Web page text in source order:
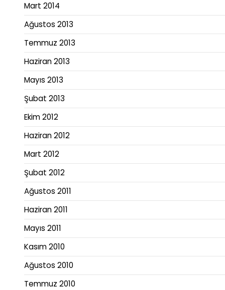
Mart 2014
Ağustos 2013
Temmuz 2013
Haziran 2013
Mayıs 2013
Şubat 2013
Ekim 2012
Haziran 2012
Mart 2012
Şubat 2012
Ağustos 2011
Haziran 2011
Mayıs 2011
Kasım 2010
Ağustos 2010
Temmuz 2010